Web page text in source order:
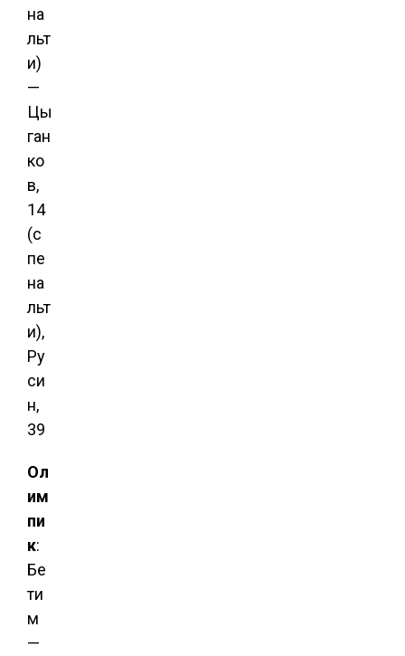
на
льт
и)
—
Цы
ган
ко
в,
14
(с
пе
на
льт
и),
Ру
си
н,
39
Ол
им
пи
к:
Бе
ти
м
—